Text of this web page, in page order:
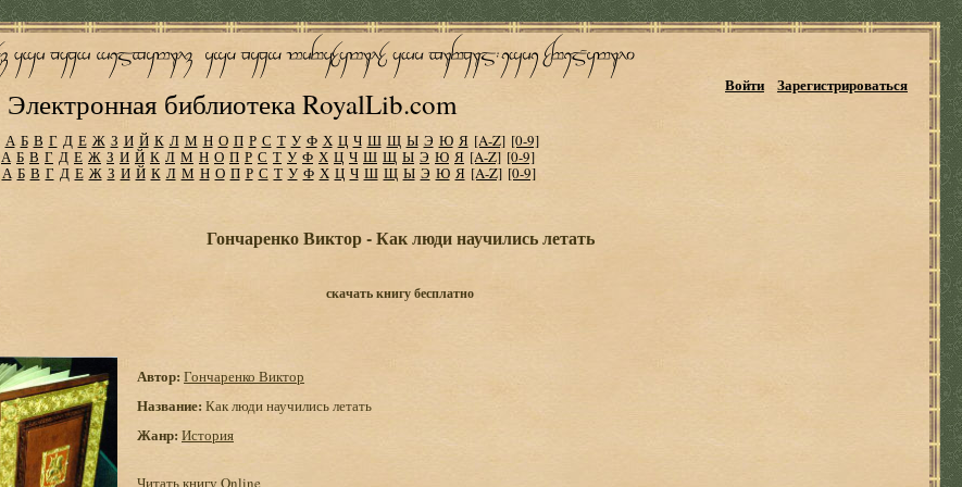
Электронная библиотека RoyalLib.com
Войти Зарегистрироваться
А Б В Г Д Е Ж З И Й К Л М Н О П Р С Т У Ф Х Ц Ч Ш Щ Ы Э Ю Я [A-Z] [0-9]
А Б В Г Д Е Ж З И Й К Л М Н О П Р С Т У Ф Х Ц Ч Ш Щ Ы Э Ю Я [A-Z] [0-9]
А Б В Г Д Е Ж З И Й К Л М Н О П Р С Т У Ф Х Ц Ч Ш Щ Ы Э Ю Я [A-Z] [0-9]
Гончаренко Виктор - Как люди научились летать
скачать книгу бесплатно
Автор: Гончаренко Виктор
Название: Как люди научились летать
Жанр: История
Читать книгу Online